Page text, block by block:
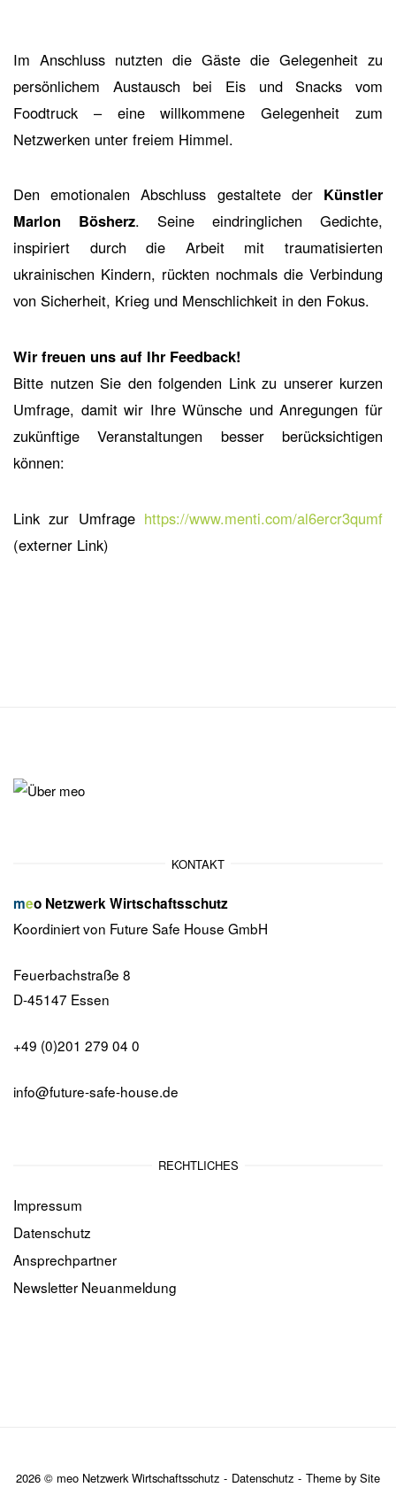
Im Anschluss nutzten die Gäste die Gelegenheit zu
persönlichem Austausch bei Eis und Snacks vom
Foodtruck – eine willkommene Gelegenheit zum
Netzwerken unter freiem Himmel.
Den emotionalen Abschluss gestaltete der Künstler
Marlon Bösherz. Seine eindringlichen Gedichte,
inspiriert durch die Arbeit mit traumatisierten
ukrainischen Kindern, rückten nochmals die Verbindung
von Sicherheit, Krieg und Menschlichkeit in den Fokus.
Wir freuen uns auf Ihr Feedback!
Bitte nutzen Sie den folgenden Link zu unserer kurzen
Umfrage, damit wir Ihre Wünsche und Anregungen für
zukünftige Veranstaltungen besser berücksichtigen
können:
Link zur Umfrage https://www.menti.com/al6ercr3qumf
(externer Link)
KONTAKT
meo Netzwerk Wirtschaftsschutz
Koordiniert von Future Safe House GmbH
Feuerbachstraße 8
D-45147 Essen
+49 (0)201 279 04 0
info@future-safe-house.de
RECHTLICHES
Impressum
Datenschutz
Ansprechpartner
Newsletter Neuanmeldung
2026 © meo Netzwerk Wirtschaftsschutz Datenschutz Theme by Site